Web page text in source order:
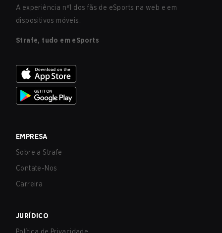
A experiência nº1 dos fãs de eSports na web e em
dispositivos móveis.
Strafe, tudo em eSports
EMPRESA
Sobre a Strafe
Contate-Nos
Carreira
JURÍDICO